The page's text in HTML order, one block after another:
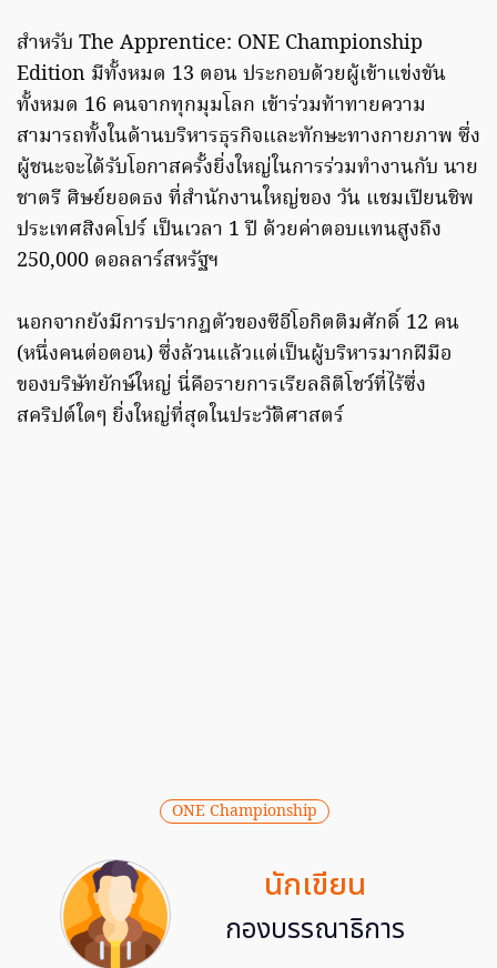
สำหรับ The Apprentice: ONE Championship
Edition มีทั้งหมด 13 ตอน ประกอบด้วยผู้เข้าแข่งขัน
ทั้งหมด 16 คนจากทุกมุมโลก เข้าร่วมท้าทายความ
สามารถทั้งในด้านบริหารธุรกิจและทักษะทางกายภาพ ซึ่ง
ผู้ชนะจะได้รับโอกาสครั้งยิ่งใหญ่ในการร่วมทำงานกับ นาย
ชาตรี ศิษย์ยอดธง ที่สำนักงานใหญ่ของ วัน แชมเปียนชิพ
ประเทศสิงคโปร์ เป็นเวลา 1 ปี ด้วยค่าตอบแทนสูงถึง
250,000 ดอลลาร์สหรัฐฯ
นอกจากยังมีการปรากฎตัวของซีอีโอกิตติมศักดิ์ 12 คน
(หนึ่งคนต่อตอน) ซึ่งล้วนแล้วแต่เป็นผู้บริหารมากฝีมือ
ของบริษัทยักษ์ใหญ่ นี่คือรายการเรียลลิตีโชว์ที่ไร้ซึ่ง
สคริปต์ใดๆ ยิ่งใหญ่ที่สุดในประวัติศาสตร์
ONE Championship
นักเขียน
กองบรรณาธิการ